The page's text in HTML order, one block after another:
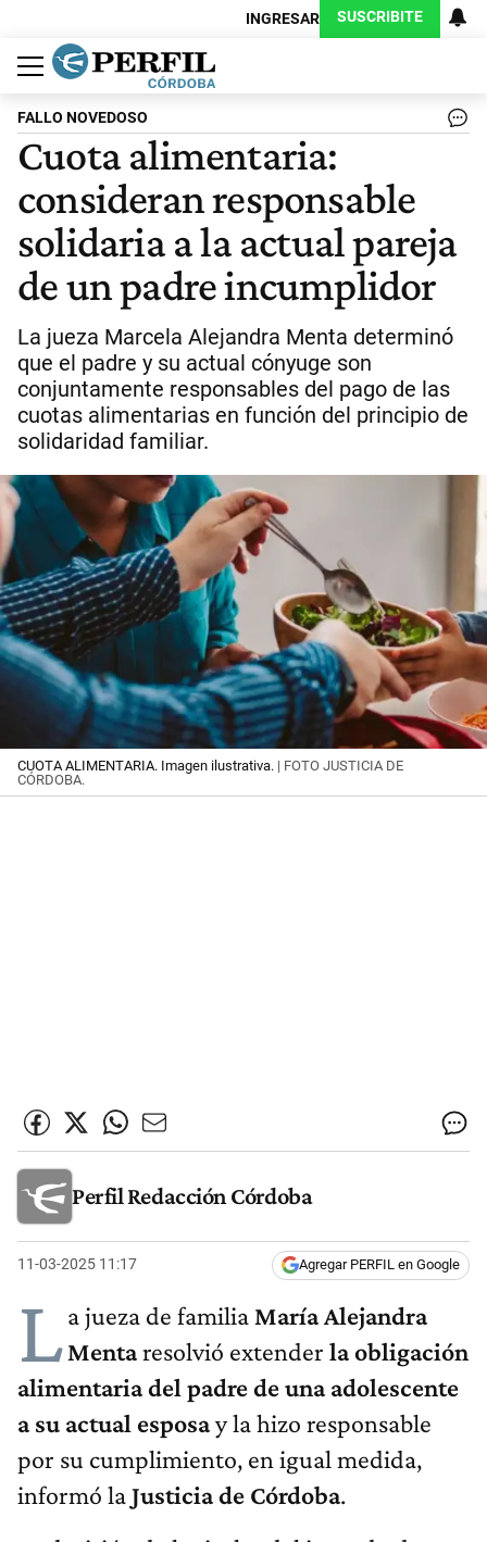
INGRESAR SUSCRIBITE
Política
Economía
Judiciales
Sociedad
Cultura
Espectáculos
Deportes
Protagonistas
FALLO NOVEDOSO
Cuota alimentaria:
consideran responsable
solidaria a la actual pareja
de un padre incumplidor
La jueza Marcela Alejandra Menta determinó
que el padre y su actual cónyuge son
conjuntamente responsables del pago de las
cuotas alimentarias en función del principio de
solidaridad familiar.
CUOTA ALIMENTARIA. Imagen ilustrativa. | FOTO JUSTICIA DE
CÓRDOBA.
Perfil Redacción Córdoba
11-03-2025 11:17 Agregar PERFIL en Google
La jueza de familia María Alejandra
Mentaresolvió extender la obligación
alimentaria del padre de una adolescente
a su actual esposay la hizo responsable
por su cumplimiento, en igual medida,
informó laJusticia de Córdoba.